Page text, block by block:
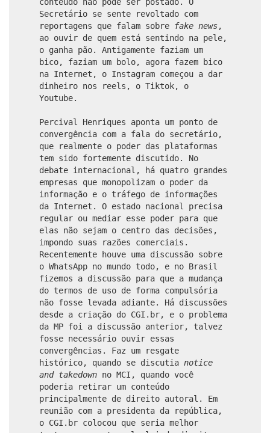
Secretário se sente revoltado com
reportagens que falam sobre
fake news,
ao ouvir de quem está sentindo na pele,
o ganha pão. Antigamente faziam um
bico, faziam um bolo, agora fazem bico
na Internet, o Instagram começou a dar
dinheiro nos reels, o Tiktok, o
Youtube.
Percival Henriques aponta um ponto de
convergência com a fala do secretário,
que realmente o poder das plataformas
tem sido fortemente discutido. No
debate internacional, há quatro grandes
empresas que monopolizam o poder da
informação e o tráfego de informações
da Internet. O estado nacional precisa
regular ou mediar esse poder para que
elas não sejam o centro das decisões,
impondo suas razões comerciais.
Recentemente houve uma discussão sobre
o WhatsApp no mundo todo, e no Brasil
fizemos a discussão para que a mudança
do termos de uso de forma compulsória
não fosse levada adiante. Há discussões
desde a criação do CGI.br, e o problema
da MP foi a discussão anterior, talvez
fosse necessário ouvir essas
convergências. Faz um resgate
histórico, quando se discutia notice
and takedown no MCI, quando você
poderia retirar um conteúdo
principalmente de direito autoral. Em
reunião com a presidenta da república,
o CGI.br colocou que seria melhor